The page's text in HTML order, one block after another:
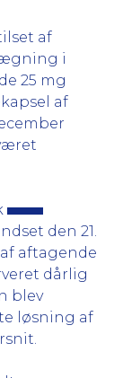
af
i
25 mg
af
den 21.
aftagende
dårlig
blev
løsning af